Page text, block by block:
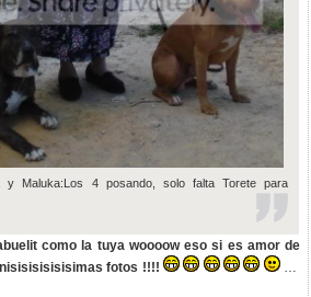
y Maluka: Los 4 posando, solo falta Torete para
como la tuya woooow eso si es amor de
fotos !!!!